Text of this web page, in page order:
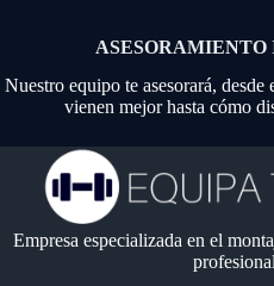
Nuestro equipo te asesorará,
vienen mejor hasta cómo
Empresa especializada en el